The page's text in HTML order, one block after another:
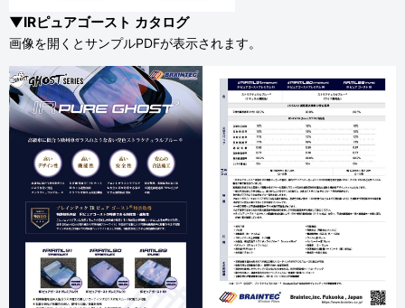
▼IRピュアゴースト カタログ
画像を開くとサンプルPDFが表示されます。